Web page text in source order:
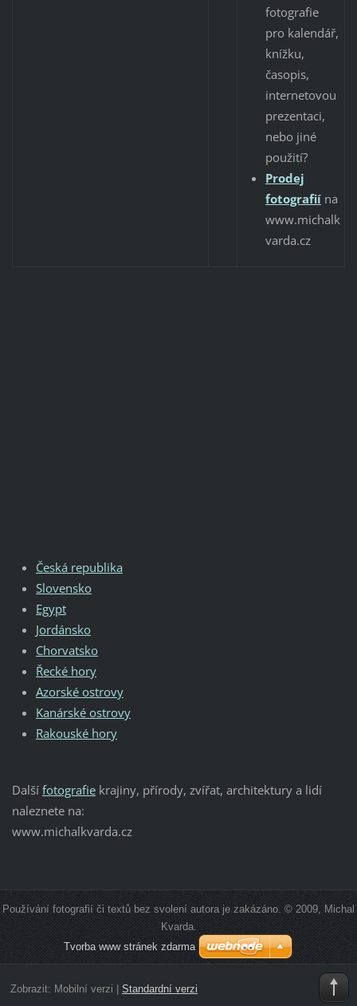
fotografie
pro kalendář,
knížku,
časopis,
internetovou
prezentaci,
nebo jiné
použití?
Prodej
fotografiína
www.michalk
varda.cz
Česká republika
Slovensko
Egypt
Jordánsko
Chorvatsko
Řecké hory
Azorské ostrovy
Kanárské ostrovy
Rakouské hory
Další fotografiekrajiny, přírody, zvířat, architektury a lidí
naleznete na:
www.michalkvarda.cz
Používání fotografií či textů bez svolení autora je zakázáno. © 2009, Michal
Kvarda.
Tvorba www stránek zdarma
Zobrazit: Mobilní verzi | Standardní verzi